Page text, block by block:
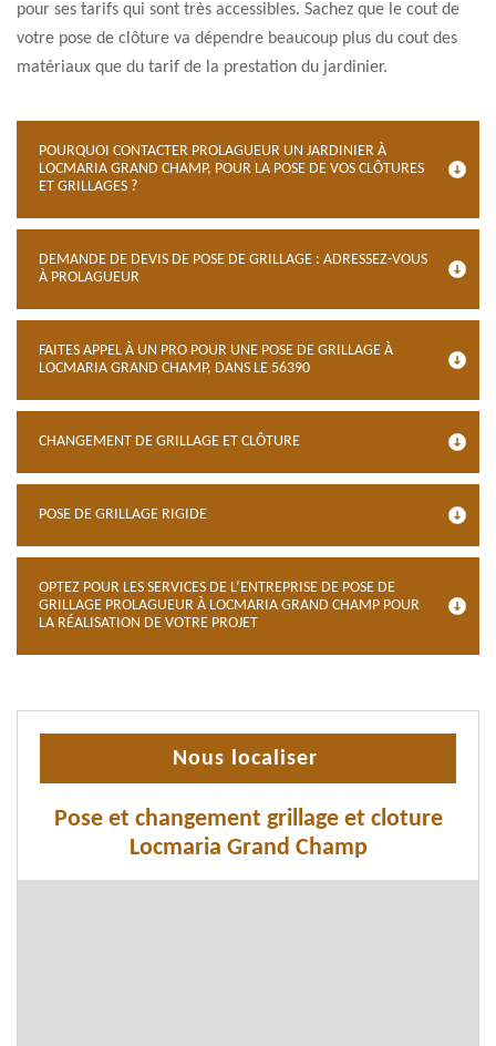
pour ses tarifs qui sont très accessibles. Sachez que le cout de
votre pose de clôture va dépendre beaucoup plus du cout des
matériaux que du tarif de la prestation du jardinier.
POURQUOI CONTACTER PROLAGUEUR UN JARDINIER À
LOCMARIA GRAND CHAMP, POUR LA POSE DE VOS CLÔTURES
ET GRILLAGES ?
DEMANDE DE DEVIS DE POSE DE GRILLAGE : ADRESSEZ-VOUS
À PROLAGUEUR
FAITES APPEL À UN PRO POUR UNE POSE DE GRILLAGE À
LOCMARIA GRAND CHAMP, DANS LE 56390
CHANGEMENT DE GRILLAGE ET CLÔTURE
POSE DE GRILLAGE RIGIDE
OPTEZ POUR LES SERVICES DE L’ENTREPRISE DE POSE DE
GRILLAGE PROLAGUEUR À LOCMARIA GRAND CHAMP POUR
LA RÉALISATION DE VOTRE PROJET
Nous localiser
Pose et changement grillage et cloture
Locmaria Grand Champ